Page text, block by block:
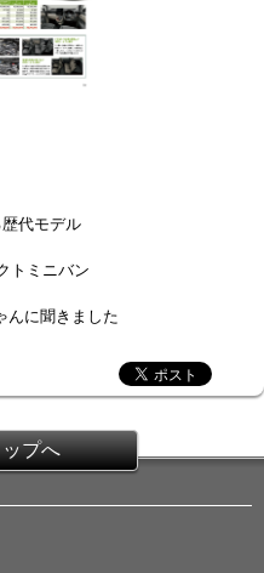
代モデル
トミニバン
に聞きました
プへ